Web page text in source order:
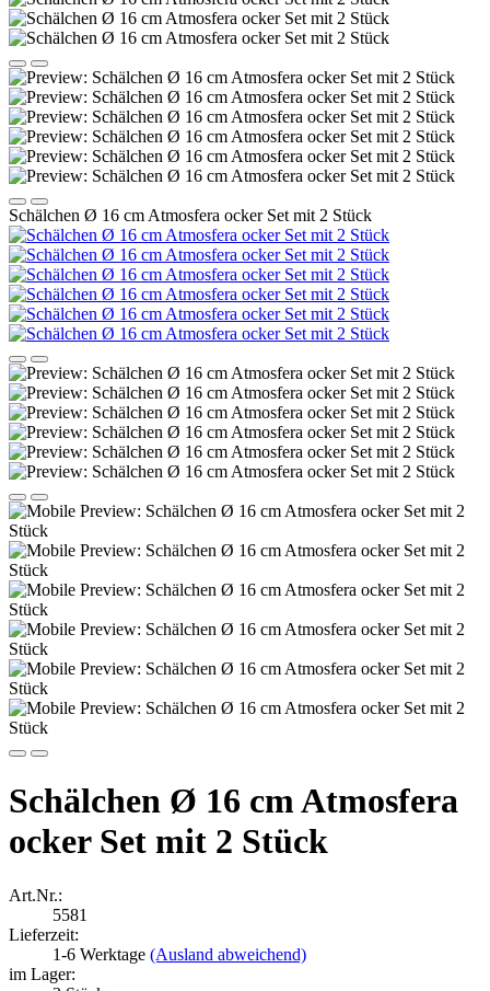
Schälchen Ø 16 cm Atmosfera ocker Set mit 2 Stück
Schälchen Ø 16 cm Atmosfera
ocker Set mit 2 Stück
Art.Nr.:
5581
Lieferzeit:
1-6 Werktage (Ausland abweichend)
im Lager: